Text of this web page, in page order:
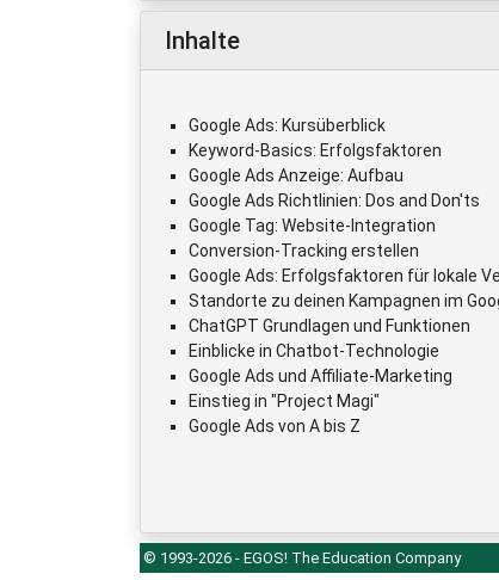
Inhalte
Google Ads: Kursüberblick
Keyword-Basics: Erfolgsfaktoren
Google Ads Anzeige: Aufbau
Google Ads Richtlinien: Dos and Don'ts
Google Tag: Website-Integration
Conversion-Tracking erstellen
Google Ads: Erfolgsfaktoren für lokale
Standorte zu deinen Kampagnen im
ChatGPT Grundlagen und Funktionen
Einblicke in Chatbot-Technologie
Google Ads und Affiliate-Marketing
Einstieg in "Project Magi"
Google Ads von A bis Z
© 1993-2026 - EGOS! The Education Company